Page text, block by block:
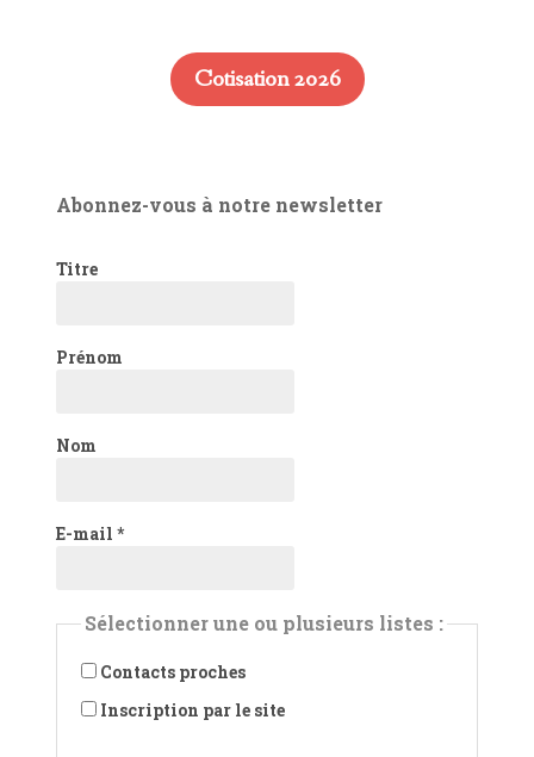
Cotisation 2026
Abonnez-vous à notre newsletter
Titre
Prénom
Nom
E-mail *
Sélectionner une ou plusieurs listes :
Contacts proches
Inscription par le site